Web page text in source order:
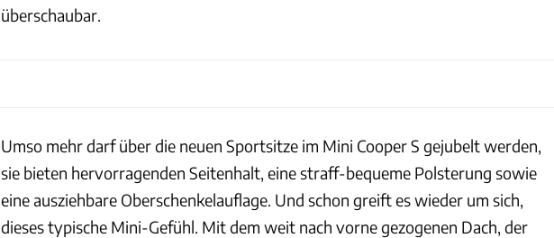
überschaubar.
Umso mehr darf über die neuen Sportsitze im Mini Cooper S gejubelt werden,
sie bieten hervorragenden Seitenhalt, eine straff-bequeme Polsterung sowie
eine ausziehbare Oberschenkelauflage. Und schon greift es wieder um sich,
dieses typische Mini-Gefühl. Mit dem weit nach vorne gezogenen Dach, der